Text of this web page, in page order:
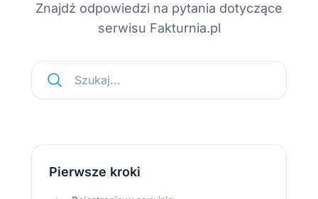
Znajdź odpowiedzi na pytania dotyczące
serwisu Fakturnia.pl
Szukaj...
Pierwsze kroki